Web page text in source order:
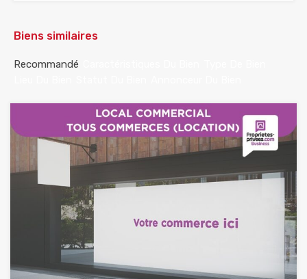
Biens similaires
Recommandé